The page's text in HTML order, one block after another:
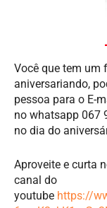
Você que tem um
aniversariando,
pessoa para o E-
no whatsapp 067
no dia do
Aproveite e curta
canal do
youtube https://